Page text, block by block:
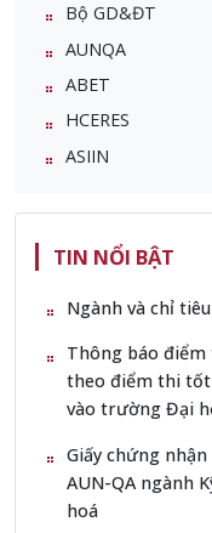
Bộ GD&ĐT
AUNQA
ABET
HCERES
ASIIN
TIN NỔI BẬT
Ngành và chỉ
Thông báo điểm
theo điểm thi tốt
vào trường Đại
Giấy chứng
AUN-QA ngành
hoá